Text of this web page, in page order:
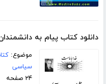
دانلود کتاب پیام به
موضوع:
سیاسی
۲۴ صفحه